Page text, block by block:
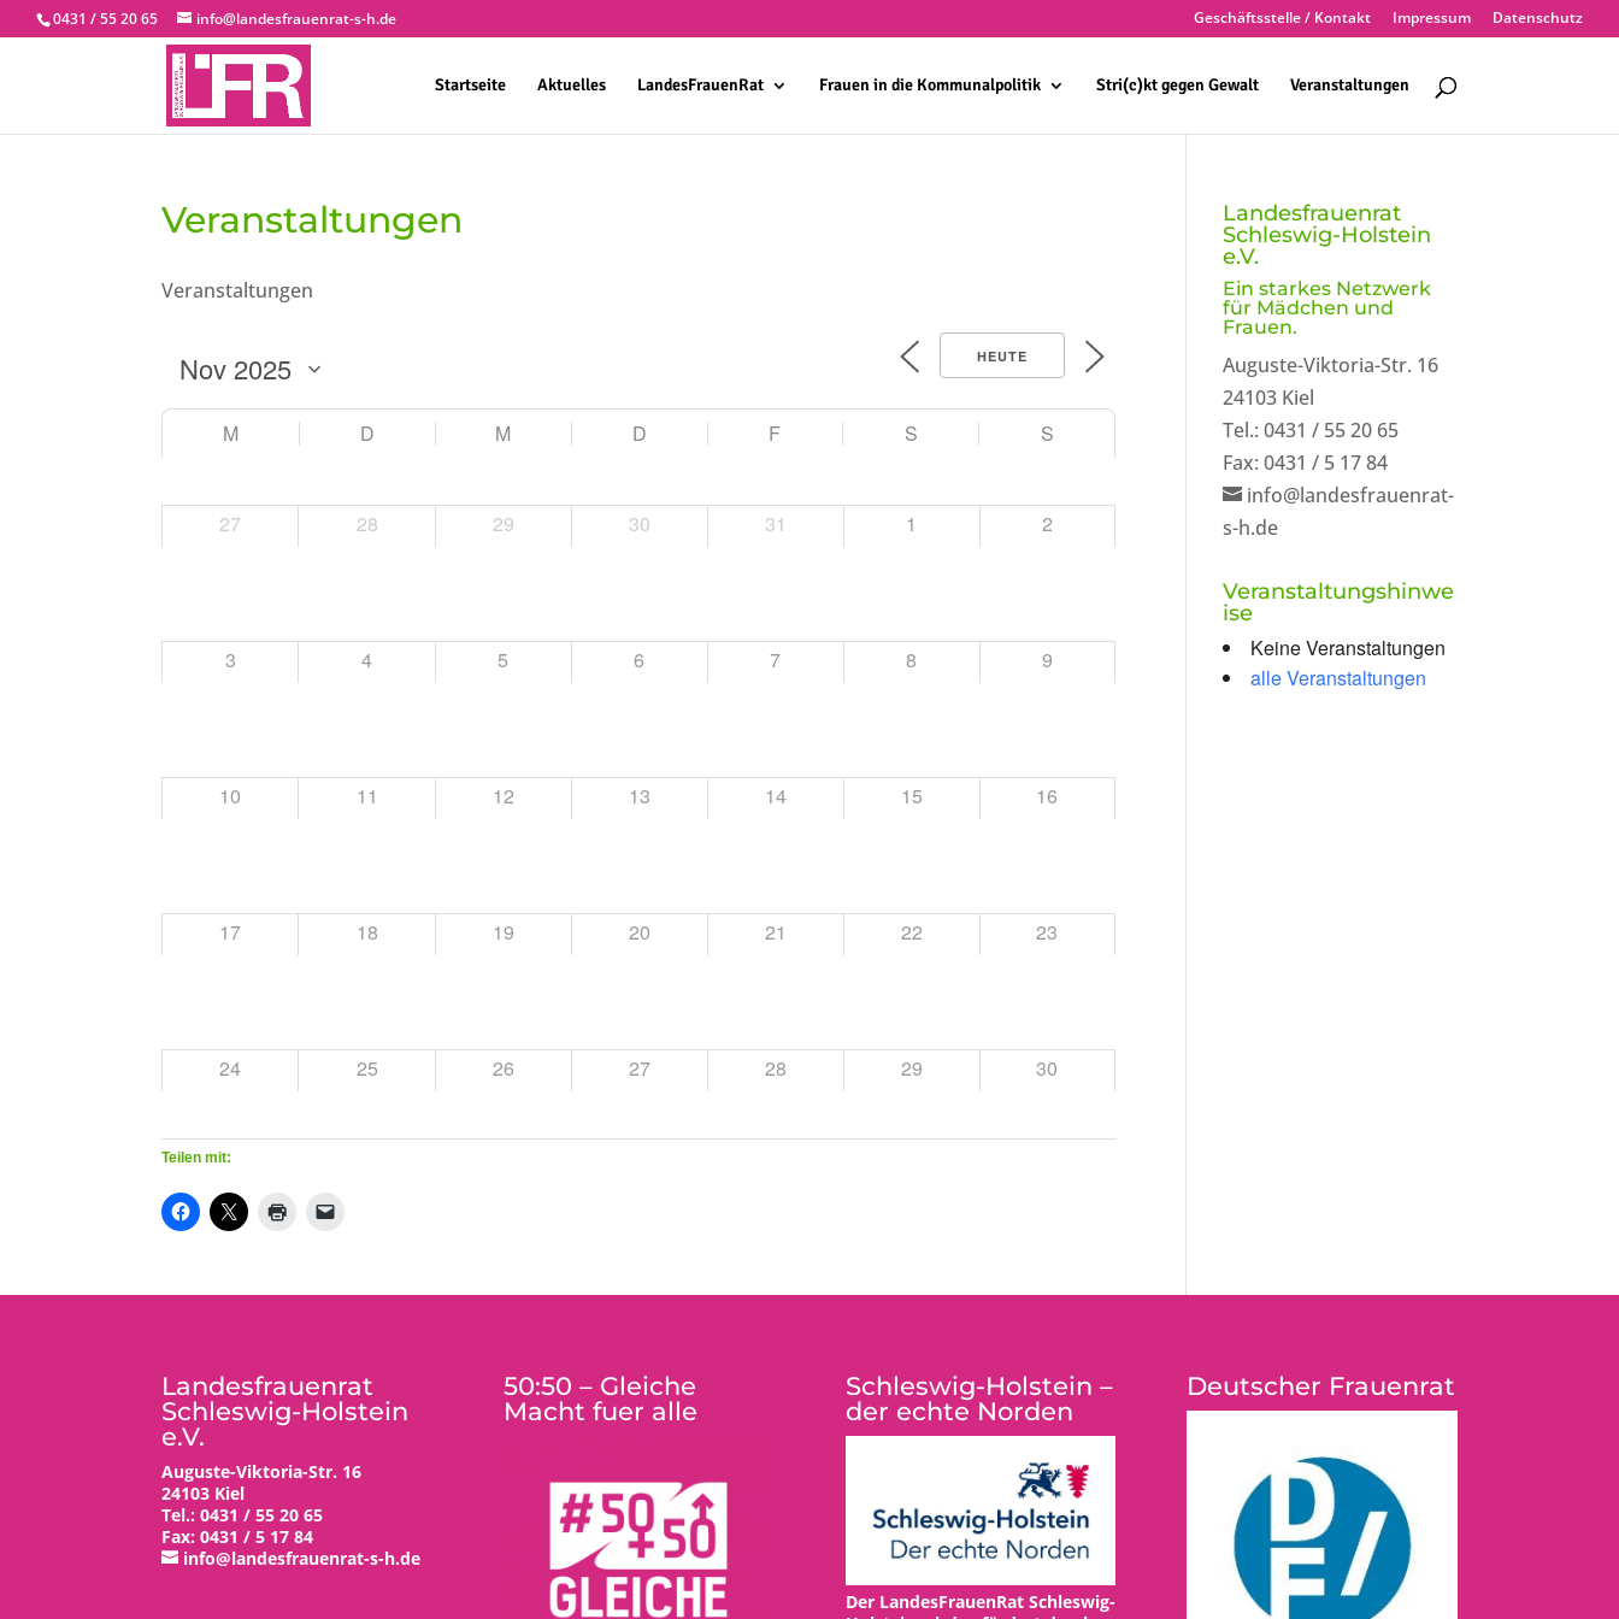
0431 / 55 20 65 info@landesfrauenrat-s-h.de Geschäftsstelle / Kontakt Impressum Datenschutz
Startseite Aktuelles LandesFrauenRat Frauen in die Kommunalpolitik Stri(c)kt gegen Gewalt Veranstaltungen
Veranstaltungen
Veranstaltungen
HEUTE
M D M D F S S
27 28 29 30 31 1 2
3 4 5 6 7 8 9
10 11 12 13 14 15 16
17 18 19 20 21 22 23
24 25 26 27 28 29 30
Teilen mit:
Landesfrauenrat
Schleswig-Holstein
e.V.
Ein starkes Netzwerk
für Mädchen und
Frauen.
Auguste-Viktoria-Str. 16
24103 Kiel
Tel.: 0431 / 55 20 65
Fax: 0431 / 5 17 84
info@landesfrauenrat-
s-h.de
Veranstaltungshinwe
ise
Keine Veranstaltungen
alle Veranstaltungen
Landesfrauenrat
Schleswig-Holstein
e.V.
Auguste-Viktoria-Str. 16
24103 Kiel
Tel.: 0431 / 55 20 65
Fax: 0431 / 5 17 84
info@landesfrauenrat-s-h.de
50:50 – Gleiche
Macht fuer alle
Schleswig-Holstein –
der echte Norden
Der LandesFrauenRat Schleswig-
Deutscher Frauenrat